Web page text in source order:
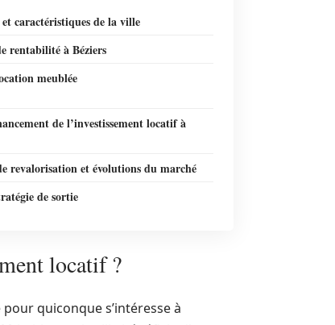
caractéristiques de la ville
rentabilité à Béziers
meublée
de l’investissement locatif à
revalorisation et évolutions du marché
de sortie
locatif ?
quiconque s’intéresse à